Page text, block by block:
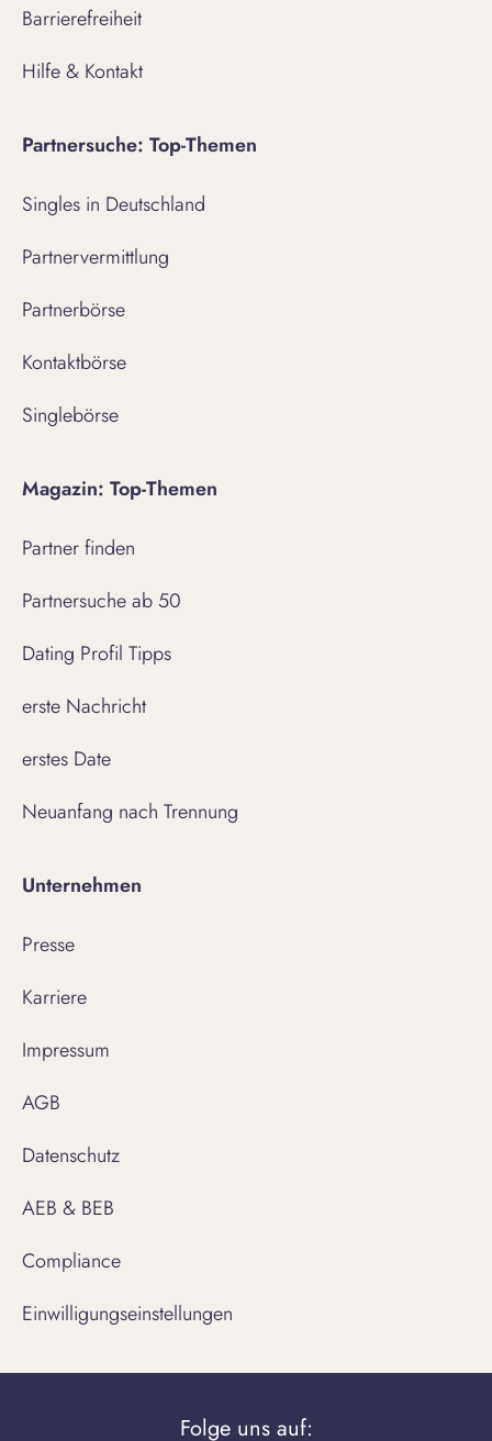
Barrierefreiheit
Hilfe & Kontakt
Partnersuche: Top-Themen
Singles in Deutschland
Partnervermittlung
Partnerbörse
Kontaktbörse
Singlebörse
Magazin: Top-Themen
Partner finden
Partnersuche ab 50
Dating Profil Tipps
erste Nachricht
erstes Date
Neuanfang nach Trennung
Unternehmen
Presse
Karriere
Impressum
AGB
Datenschutz
AEB & BEB
Compliance
Einwilligungseinstellungen
Folge uns auf: